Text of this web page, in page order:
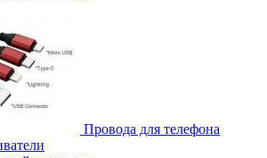
Провода для телефона